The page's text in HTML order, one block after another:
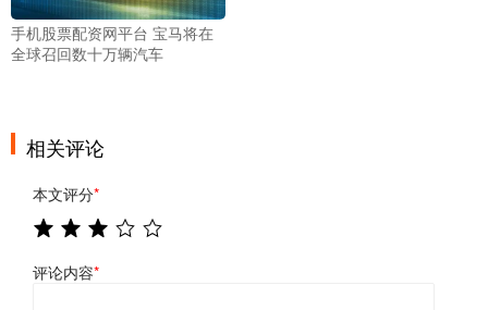
手机股票配资网平台 宝马将在
全球召回数十万辆汽车
相关评论
本文评分*
评论内容*